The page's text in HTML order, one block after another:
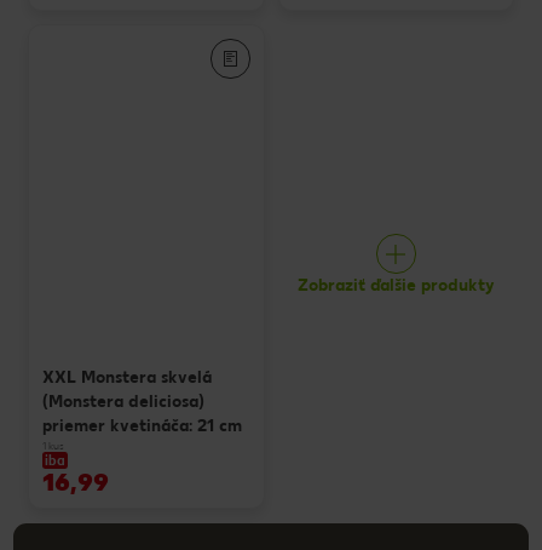
XXL Monstera skvelá
(Monstera deliciosa)
priemer kvetináča: 21 cm
1 kus
iba
16,99
Zobraziť ďalšie produkty